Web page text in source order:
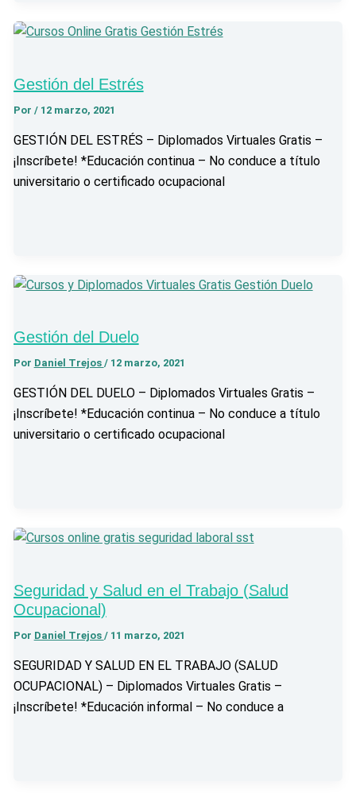
Gestión del Estrés
Por / 12 marzo, 2021
GESTIÓN DEL ESTRÉS – Diplomados Virtuales Gratis –
¡Inscríbete! *Educación continua – No conduce a título
universitario o certificado ocupacional
Gestión del Duelo
Por Daniel Trejos / 12 marzo, 2021
GESTIÓN DEL DUELO – Diplomados Virtuales Gratis –
¡Inscríbete! *Educación continua – No conduce a título
universitario o certificado ocupacional
Seguridad y Salud en el Trabajo (Salud
Ocupacional)
Por Daniel Trejos / 11 marzo, 2021
SEGURIDAD Y SALUD EN EL TRABAJO (SALUD
OCUPACIONAL) – Diplomados Virtuales Gratis –
¡Inscríbete! *Educación informal – No conduce a